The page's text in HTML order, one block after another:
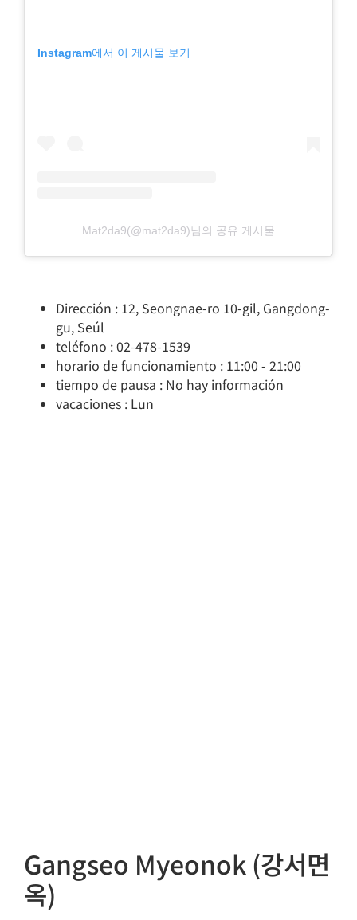
Instagram에서 이 게시물 보기
Mat2da9(@mat2da9)님의 공유 게시물
Dirección : 12, Seongnae-ro 10-gil, Gangdong-
gu, Seúl
teléfono : 02-478-1539
horario de funcionamiento : 11:00 - 21:00
tiempo de pausa : No hay información
vacaciones : Lun
Gangseo Myeonok (강서면
옥)